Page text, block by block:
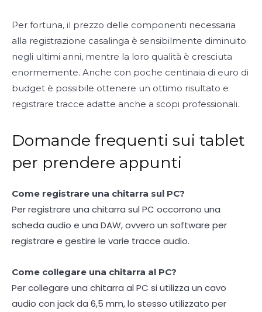
Per fortuna, il prezzo delle componenti necessaria
alla registrazione casalinga è sensibilmente diminuito
negli ultimi anni, mentre la loro qualità è cresciuta
enormemente. Anche con poche centinaia di euro di
budget è possibile ottenere un ottimo risultato e
registrare tracce adatte anche a scopi professionali.
Domande frequenti sui tablet
per prendere appunti
Come registrare una chitarra sul PC?
Per registrare una chitarra sul PC occorrono una
scheda audio e una DAW, ovvero un software per
registrare e gestire le varie tracce audio.
Come collegare una chitarra al PC?
Per collegare una chitarra al PC si utilizza un cavo
audio con jack da 6,5 mm, lo stesso utilizzato per